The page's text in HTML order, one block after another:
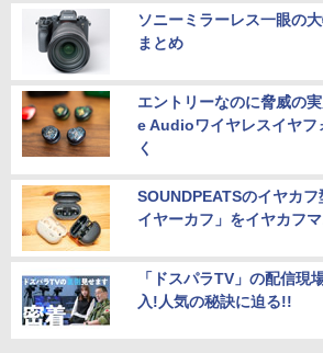
ソニーミラーレス一眼の
まとめ
エントリーなのに脅威の
e Audioワイヤレスイヤフ
く
SOUNDPEATSのイヤカ
イヤーカフ」をイヤカフ
「ドスパラTV」の配信現
入!人気の秘訣に迫る!!